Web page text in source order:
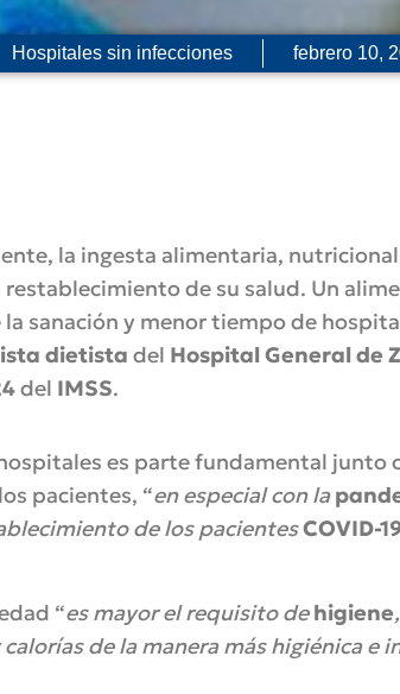
Hospitales sin infecciones febrero 10,
la ingesta alimentaria,
de su salud. Un
sanación y menor tiempo de
dietista del Hospital General de
del IMSS.
es parte fundamental junto
pacientes, “en especial con la
de los pacientesCOVID-
“es mayor el requisito dehigiene
de la manera más higiénica e